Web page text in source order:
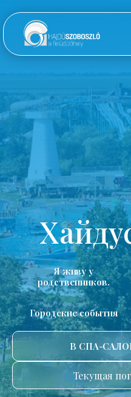
Я живу у
родственников.
Городские события
В СПА-САЛОН
Текущая